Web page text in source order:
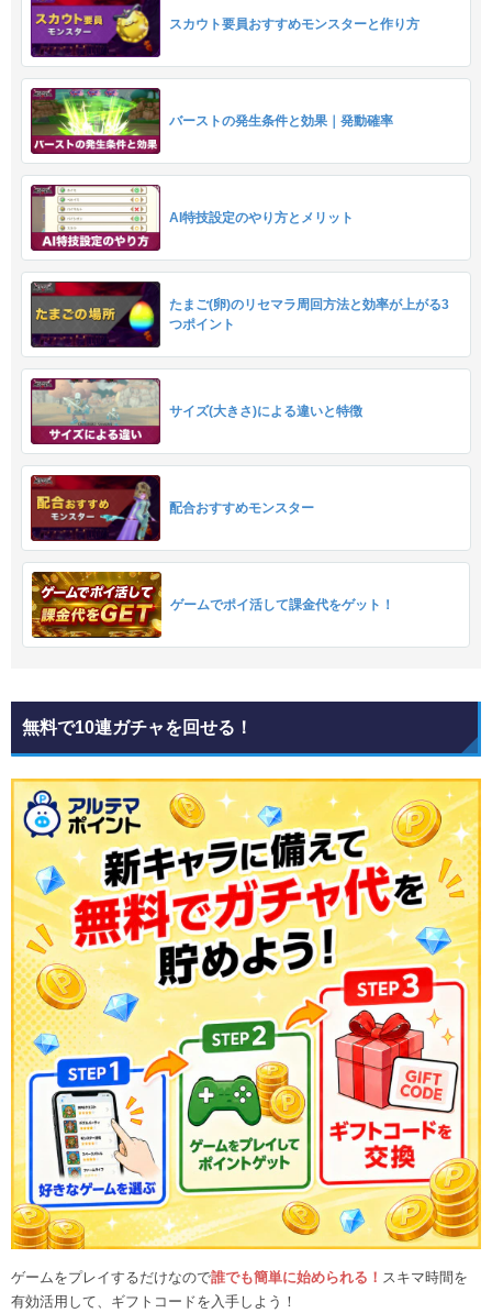
スカウト要員おすすめモンスターと作り方
バーストの発生条件と効果｜発動確率
AI特技設定のやり方とメリット
たまご(卵)のリセマラ周回方法と効率が上がる3
つポイント
サイズ(大きさ)による違いと特徴
配合おすすめモンスター
ゲームでポイ活して課金代をゲット！
無料で10連ガチャを回せる！
ゲームをプレイするだけなので誰でも簡単に始められる！ スキマ時間を
有効活用して、ギフトコードを入手しよう！